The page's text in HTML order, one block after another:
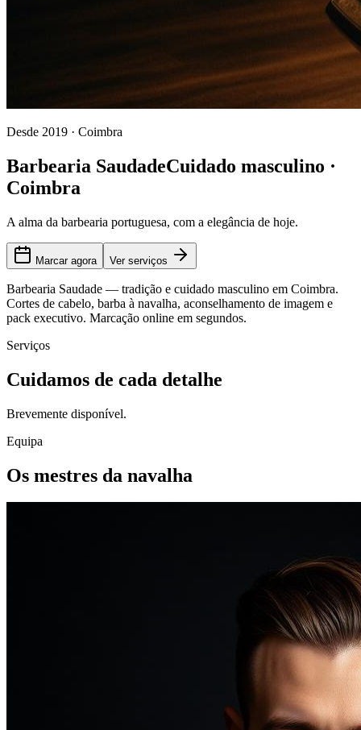
Desde 2019 · Coimbra
Barbearia SaudadeCuidado masculino ·
Coimbra
A alma da barbearia portuguesa, com a elegância de hoje.
Marcar agora Ver serviços
Barbearia Saudade — tradição e cuidado masculino em Coimbra.
Cortes de cabelo, barba à navalha, aconselhamento de imagem e
pack executivo. Marcação online em segundos.
Serviços
Cuidamos de cada detalhe
Brevemente disponível.
Equipa
Os mestres da navalha